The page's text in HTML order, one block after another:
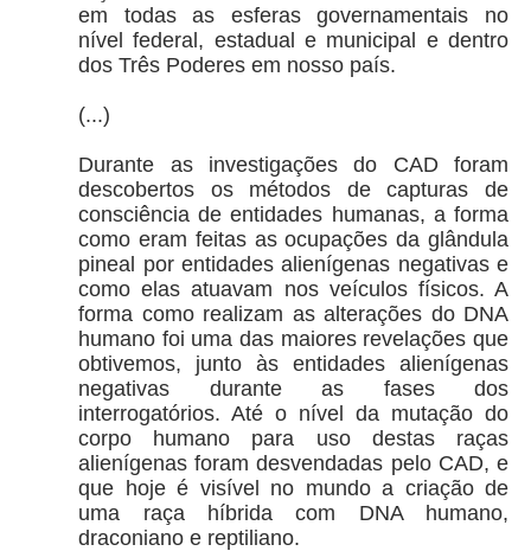
em todas as esferas governamentais no
nível federal, estadual e municipal e dentro
dos Três Poderes em nosso país.
(...)
Durante as investigações do CAD foram
descobertos os métodos de capturas de
consciência de entidades humanas, a forma
como eram feitas as ocupações da glândula
pineal por entidades alienígenas negativas e
como elas atuavam nos veículos físicos. A
forma como realizam as alterações do DNA
humano foi uma das maiores revelações que
obtivemos, junto às entidades alienígenas
negativas durante as fases dos
interrogatórios. Até o nível da mutação do
corpo humano para uso destas raças
alienígenas foram desvendadas pelo CAD, e
que hoje é visível no mundo a criação de
uma raça híbrida com DNA humano,
draconiano e reptiliano.